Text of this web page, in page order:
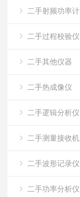
二手射频功率计
二手过程校验仪
二手其他仪器
二手热成像仪
二手逻辑分析仪
二手测量接收机
二手波形记录仪
二手功率分析仪